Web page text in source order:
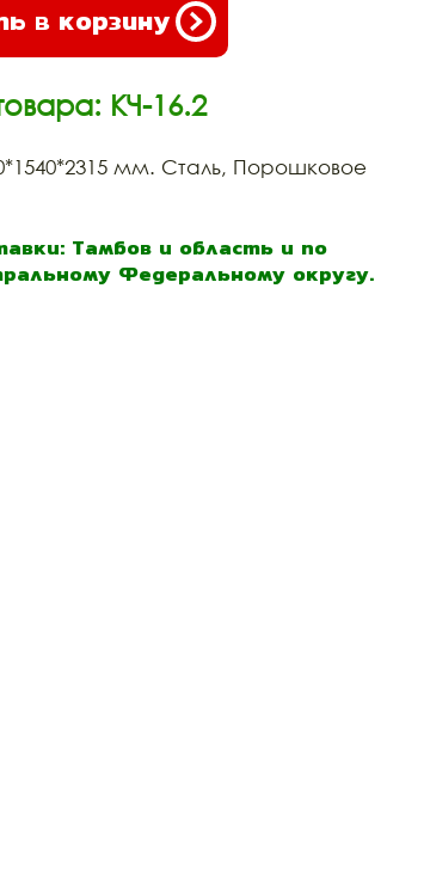
в корзину
КЧ-16.2
мм. Сталь, Порошковое
Тамбов и область и по
Федеральному округу.